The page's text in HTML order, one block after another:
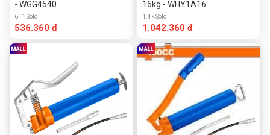
- WGG4540
611 Sold
536.360 đ
16kg - WHY1A16
1.4k Sold
1.042.360 đ